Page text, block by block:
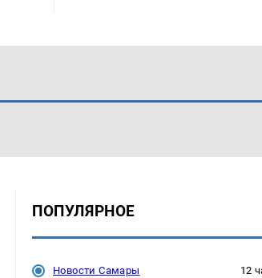
ПОПУЛЯРНОЕ
Новости Самары 12